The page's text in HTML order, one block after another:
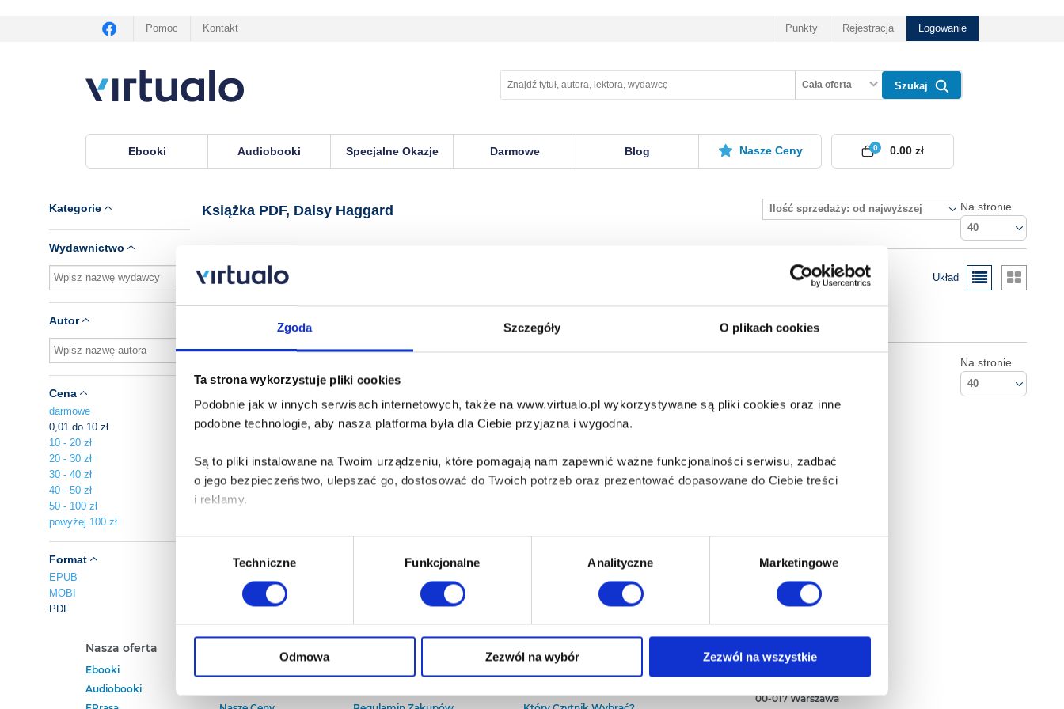
Zgoda Szczegóły O plikach cookies
Ta strona wykorzystuje pliki cookies
Podobnie jak w innych serwisach internetowych, także na www.virtualo.pl wykorzystywane są pliki cookies oraz inne
podobne technologie, aby nasza platforma była dla Ciebie przyjazna i wygodna.
Są to pliki instalowane na Twoim urządzeniu, które pomagają nam zapewnić ważne funkcjonalności serwisu, zadbać
o jego bezpieczeństwo, ulepszać go, dostosować do Twoich potrzeb oraz prezentować dopasowane do Ciebie treści
i reklamy.
Poza plikami, które są nam niezbędne do prawidłowego i bezpiecznego działania serwisu - są także takie, które wymagają
Twojej zgody.
Każda udzielona zgoda poprawi Twoje doświadczenia jeśli jesteś naszym Użytkownikiem.
Wybór
Techniczne Funkcjonalne Analityczne Marketingowe
Odmowa Zezwól na wybór Zezwól na wszystkie
Pomoc Kontakt Punkty Rejestracja Logowanie
Cała oferta Szukaj
Ebooki Audiobooki Specjalne Okazje Darmowe Blog Nasze Ceny 0
0.00 zł
Kategorie
Wydawnictwo
Autor
Cena
darmowe
0,01 do 10 zł
10 - 20 zł
20 - 30 zł
30 - 40 zł
40 - 50 zł
50 - 100 zł
powyżej 100 zł
Format
EPUB
MOBI
PDF
Książka PDF, Daisy Haggard Ilość sprzedaży: od najwyższej Na stronie
40
Układ
Na stronie
40
Nasza oferta
Ebooki
Audiobooki
Baza wiedzy
Empik S.A
00-017 Warszawa